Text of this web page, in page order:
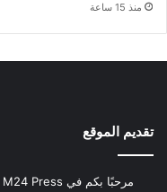
منذ 15 ساعة
تقديم الموقع